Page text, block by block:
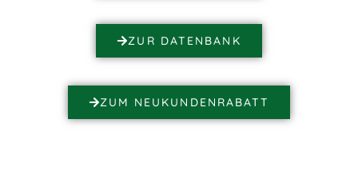
ZUR DATENBANK
ZUM NEUKUNDENRABATT